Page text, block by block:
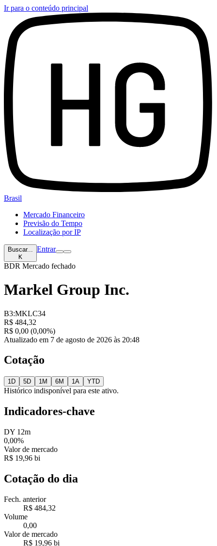
Ir para o conteúdo principal
Brasil
Mercado Financeiro
Previsão do Tempo
Localização por IP
Buscar...
K
Entrar
BDR Mercado fechado
Markel Group Inc.
B3:MKLC34
R$ 484,32
R$ 0,00 (0,00%)
Atualizado em 7 de agosto de 2026 às 20:48
Cotação
1D 5D 1M 6M 1A YTD
Histórico indisponível para este ativo.
Indicadores-chave
DY 12m
0,00%
Valor de mercado
R$ 19,96 bi
Cotação do dia
Fech. anterior
R$ 484,32
Volume
0,00
Valor de mercado
R$ 19,96 bi